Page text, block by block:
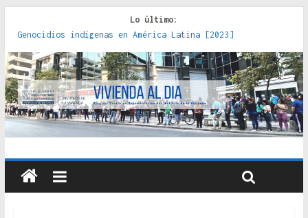
Lo último:
Genocidios indígenas en América Latina [2023]
Estudios sobre la espacialización de los Estados :
políticas, prácticas y representaciones [2022]
Donde el pedernal choca con el acero : hacia una teoría
crítica de las fronteras latinoamericanas [2020]
Criterios técnicos para una vivienda adecuada [2019]
Red de consultorios de la Caja del Seguro Obrero en
Santiago : un patrimonio emblemático [2014]